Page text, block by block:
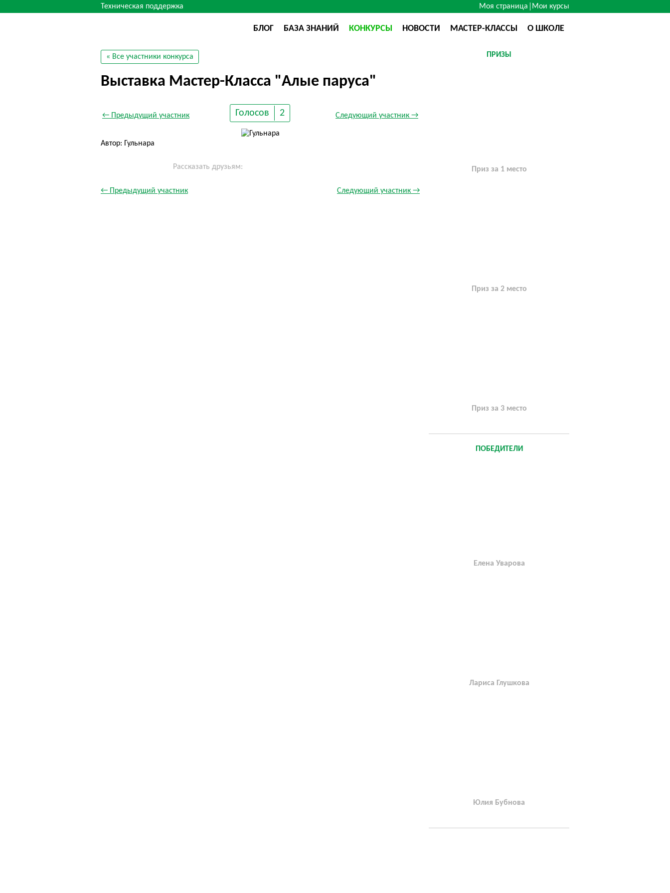
Техническая поддержка Моя страница Мои курсы
БЛОГ БАЗА ЗНАНИЙ КОНКУРСЫ НОВОСТИ МАСТЕР-КЛАССЫ О ШКОЛЕ
ПРИЗЫ
Приз за 1 место
Приз за 2 место
Приз за 3 место
ПОБЕДИТЕЛИ
Елена Уварова
Лариса Глушкова
Юлия Бубнова
« Все участники конкурса
Выставка Мастер-Класса "Алые паруса"
← Предыдущий участник Голосов 2 Следующий участник →
Автор: Гульнара
Рассказать друзьям:
← Предыдущий участник Следующий участник →